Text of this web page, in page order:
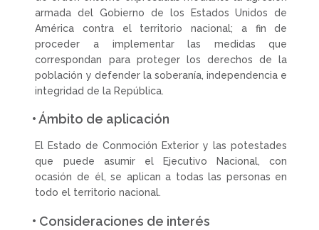
armada del Gobierno de los Estados Unidos de
América contra el territorio nacional; a fin de
proceder a implementar las medidas que
correspondan para proteger los derechos de la
población y defender la soberanía, independencia e
integridad de la República.
• Ámbito de aplicación
El Estado de Conmoción Exterior y las potestades
que puede asumir el Ejecutivo Nacional, con
ocasión de él, se aplican a todas las personas en
todo el territorio nacional.
• Consideraciones de interés